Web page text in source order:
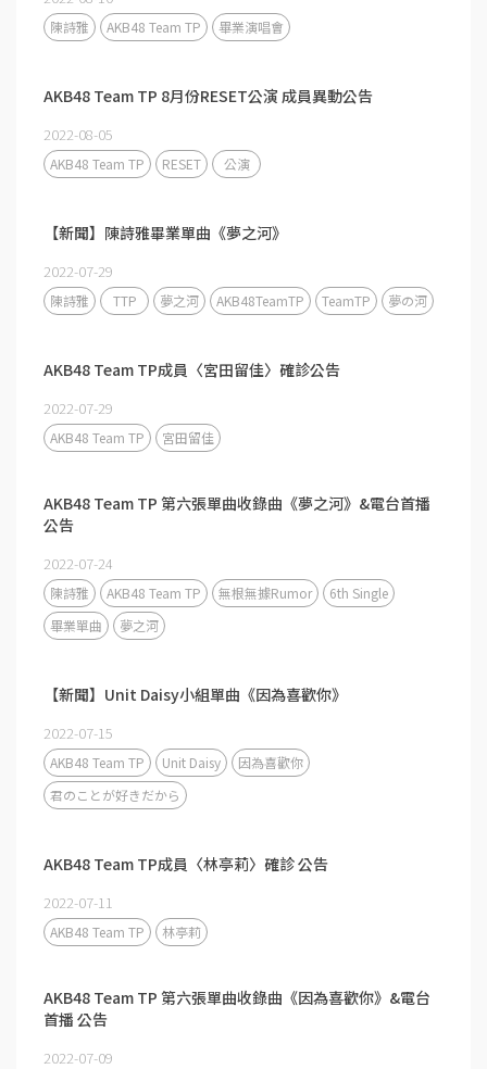
陳詩雅 AKB48 Team TP 畢業演唱會
AKB48 Team TP 8月份RESET公演 成員異動公告
2022-08-05
AKB48 Team TP RESET 公演
【新聞】陳詩雅畢業單曲《夢之河》
2022-07-29
陳詩雅 TTP 夢之河 AKB48TeamTP TeamTP 夢の河
AKB48 Team TP成員〈宮田留佳〉確診公告
2022-07-29
AKB48 Team TP 宮田留佳
AKB48 Team TP 第六張單曲收錄曲《夢之河》&電台首播
公告
2022-07-24
陳詩雅 AKB48 Team TP 無根無據Rumor
6th Single
畢業單曲
夢之河
【新聞】Unit Daisy小組單曲《因為喜歡你》
2022-07-15
AKB48 Team TP Unit Daisy
因為喜歡你
君のことが好きだから
AKB48 Team TP成員〈林亭莉〉確診 公告
2022-07-11
AKB48 Team TP 林亭莉
AKB48 Team TP 第六張單曲收錄曲《因為喜歡你》&電台
首播 公告
2022-07-09